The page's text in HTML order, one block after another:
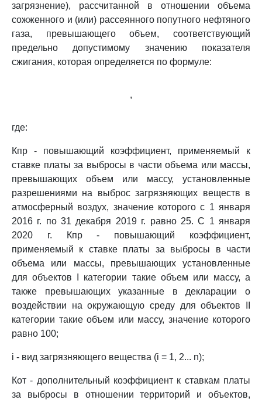
загрязнение), рассчитанной в отношении объема
сожженного и (или) рассеянного попутного нефтяного
газа, превышающего объем, соответствующий
предельно допустимому значению показателя
сжигания, которая определяется по формуле:
,
где:
Кпр - повышающий коэффициент, применяемый к
ставке платы за выбросы в части объема или массы,
превышающих объем или массу, установленные
разрешениями на выброс загрязняющих веществ в
атмосферный воздух, значение которого с 1 января
2016 г. по 31 декабря 2019 г. равно 25. С 1 января
2020 г. Кпр - повышающий коэффициент,
применяемый к ставке платы за выбросы в части
объема или массы, превышающих установленные
для объектов I категории такие объем или массу, а
также превышающих указанные в декларации о
воздействии на окружающую среду для объектов II
категории такие объем или массу, значение которого
равно 100;
i - вид загрязняющего вещества (i = 1, 2... n);
Кот - дополнительный коэффициент к ставкам платы
за выбросы в отношении территорий и объектов,